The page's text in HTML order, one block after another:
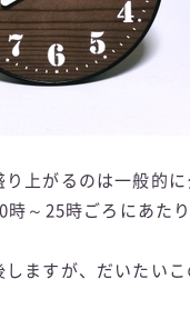
上がるのは一般的
～25時ごろにあたり
ますが、だいたい